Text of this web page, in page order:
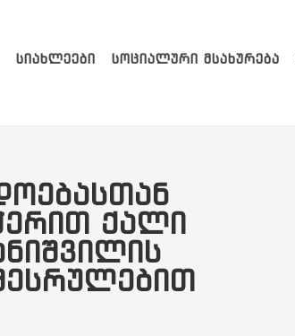
ᲡᲘᲐᲮᲚᲔᲔᲑᲘ ᲡᲝᲪᲘᲐᲚᲣᲠᲘ ᲛᲡᲐᲮᲣᲠᲔᲑᲐ
ᲥᲐᲚᲘ